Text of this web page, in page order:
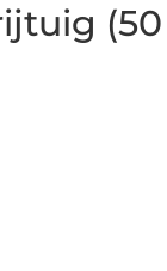
(50